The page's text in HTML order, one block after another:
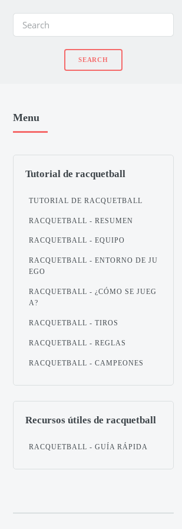
Menu
Tutorial de racquetball
TUTORIAL DE RACQUETBALL
RACQUETBALL - RESUMEN
RACQUETBALL - EQUIPO
RACQUETBALL - ENTORNO DE JU
EGO
RACQUETBALL - ¿CÓMO SE JUEG
A?
RACQUETBALL - TIROS
RACQUETBALL - REGLAS
RACQUETBALL - CAMPEONES
Recursos útiles de racquetball
RACQUETBALL - GUÍA RÁPIDA